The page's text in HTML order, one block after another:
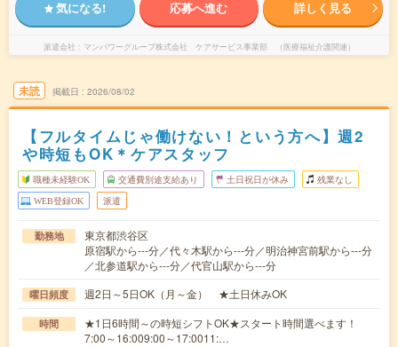
気になる! 応募へ進む 詳しく見る
派遣会社 マンパワーグループ株式会社 ケアサービス事業部 （医療福祉介護関連）
未読 掲載日 2026/08/02
【フルタイムじゃ働けない！という方へ】週2
や時短もOK＊ケアスタッフ
職種未経験OK 交通費別途支給あり 土日祝日が休み 残業なし
WEB登録OK 派遣
勤務地
東京都渋谷区
原宿駅から---分／代々木駅から---分／明治神宮前駅から---分
／北参道駅から---分／代官山駅から---分
曜日頻度 週2日～5日OK（月～金） ★土日休みOK
時間
★1日6時間～の時短シフトOK★スタート時間選べます！
7:00～16:009:00～17:0011:…